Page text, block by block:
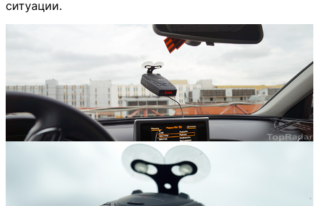
ситуации.